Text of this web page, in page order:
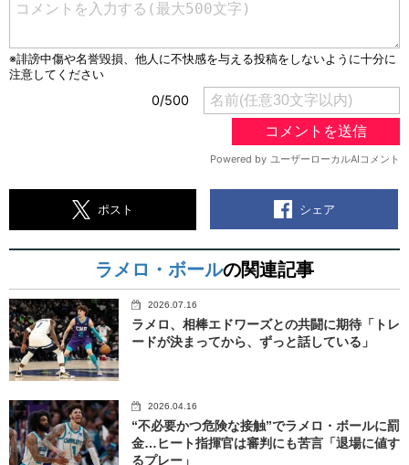
ポスト シェア
ラメロ・ボールの関連記事
2026.07.16
ラメロ、相棒エドワーズとの共闘に期待「トレ
ードが決まってから、ずっと話している」
2026.04.16
“不必要かつ危険な接触”でラメロ・ボールに罰
金…ヒート指揮官は審判にも苦言「退場に値す
るプレー」